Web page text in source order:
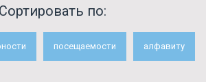
Сортировать по:
посещаемости алфавиту